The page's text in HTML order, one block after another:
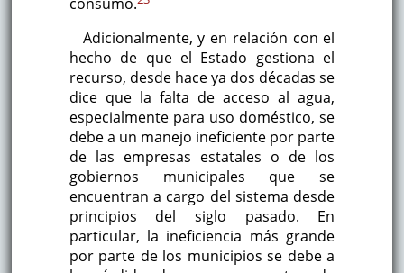
Adicionalmente, y en relación con el
hecho de que el Estado gestiona el
recurso, desde hace ya dos décadas se
dice que la falta de acceso al agua,
especialmente para uso doméstico, se
debe a un manejo ineficiente por parte
de las empresas estatales o de los
gobiernos municipales que se
encuentran a cargo del sistema desde
principios del siglo pasado. En
particular, la ineficiencia más grande
por parte de los municipios se debe a